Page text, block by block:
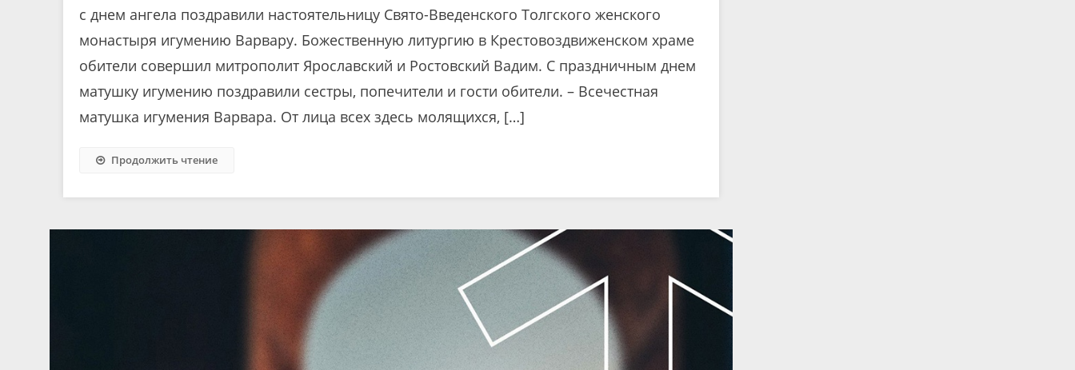
с днем ангела поздравили настоятельницу Свято-Введенского Толгского женского
монастыря игумению Варвару. Божественную литургию в Крестовоздвиженском храме
обители совершил митрополит Ярославский и Ростовский Вадим. С праздничным днем
матушку игумению поздравили сестры, попечители и гости обители. – Всечестная
матушка игумения Варвара. От лица всех здесь молящихся, […]
Продолжить чтение